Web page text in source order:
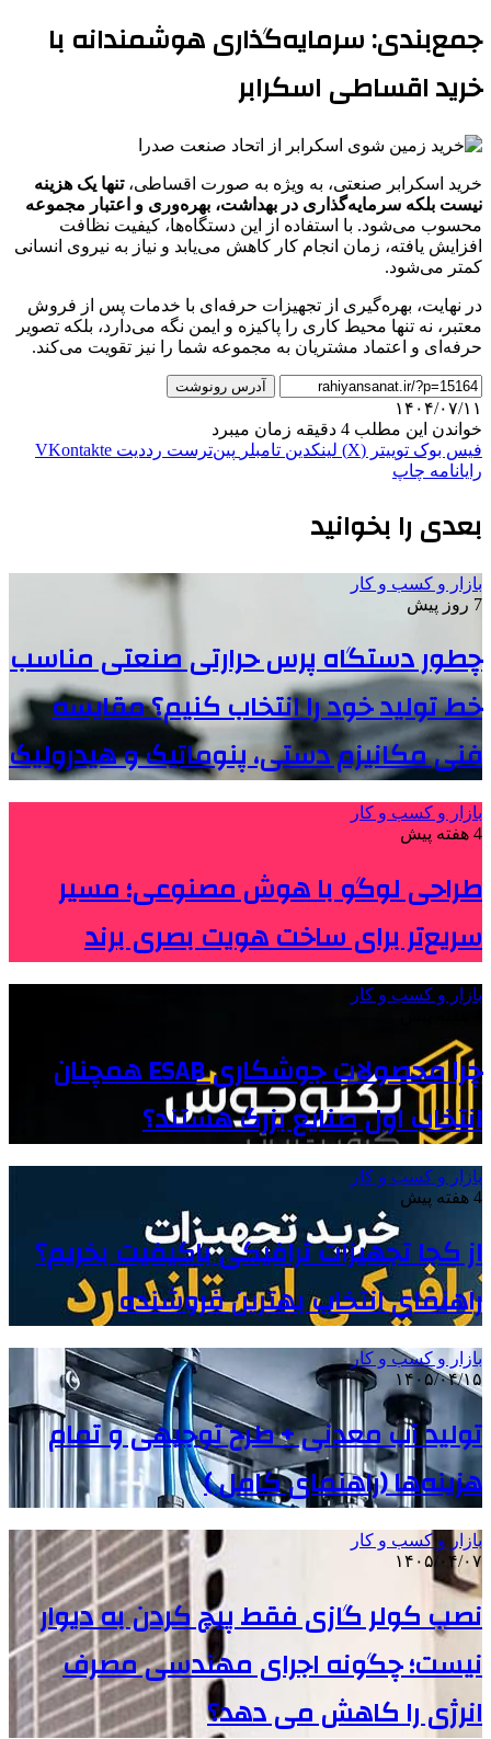
جمع‌بندی: سرمایه‌گذاری هوشمندانه با
خرید اقساطی اسکرابر
خرید اسکرابر صنعتی، به ویژه به صورت اقساطی،تنها یک هزینه
نیست بلکه سرمایه‌گذاری در بهداشت، بهره‌وری و اعتبار مجموعه
محسوب می‌شود. با استفاده از این دستگاه‌ها، کیفیت نظافت
افزایش یافته، زمان انجام کار کاهش می‌یابد و نیاز به نیروی انسانی
کمتر می‌شود.
در نهایت، بهره‌گیری از تجهیزات حرفه‌ای با خدمات پس از فروش
معتبر، نه تنها محیط کاری را پاکیزه و ایمن نگه می‌دارد، بلکه تصویر
حرفه‌ای و اعتماد مشتریان به مجموعه شما را نیز تقویت می‌کند.
آدرس رونوشت
۱۴۰۴/۰۷/۱۱
خواندن این مطلب 4 دقیقه زمان میبرد
فیس بوک توییتر (X) لینکدین ‫تامبلر ‫پین‌ترست ‫رددیت ‫VKontakte
رایانامه چاپ
بعدی را بخوانید
بازار و کسب و کار
7 روز پیش
چطور دستگاه پرس حرارتی صنعتی مناسب
خط تولید خود را انتخاب کنیم؟ مقایسه
فنی مکانیزم دستی، پنوماتیک و هیدرولیک
بازار و کسب و کار
4 هفته پیش
طراحی لوگو با هوش مصنوعی؛ مسیر
سریع‌تر برای ساخت هویت بصری برند
بازار و کسب و کار
چرا محصولات جوشکاری ESAB همچنان
انتخاب اول صنایع بزرگ هستند؟
بازار و کسب و کار
4 هفته پیش
از کجا تجهیزات ترافیکی باکیفیت بخریم؟
راهنمای انتخاب بهترین فروشنده
بازار و کسب و کار
۱۴۰۵/۰۴/۱۵
تولید آب معدنی + طرح توجیهی و تمام
هزینه‌ها (راهنمای کامل )
بازار و کسب و کار
۱۴۰۵/۰۴/۰۷
نصب کولر گازی فقط پیچ کردن به دیوار
نیست؛ چگونه اجرای مهندسی مصرف
انرژی را کاهش می دهد؟